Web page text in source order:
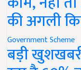
की अगली
Government Scheme
बड़ी